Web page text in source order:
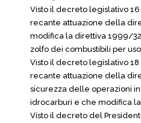
Visto il decreto legislativo 16
recante attuazione della
modifica la direttiva 1999/
zolfo dei combustibili per
Visto il decreto legislativo 18
recante attuazione della
sicurezza delle operazioni
idrocarburi e che modifica
Visto il decreto del